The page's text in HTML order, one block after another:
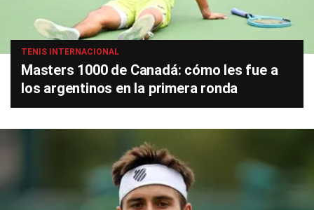
TENIS INTERNACIONAL
Masters 1000 de Canadá: cómo les fue a
los argentinos en la primera ronda